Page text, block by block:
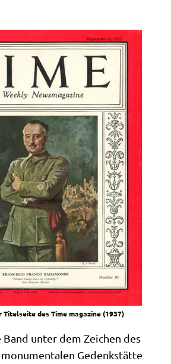
Titel­sei­te des Time maga­zi­ne (1937)
Band unter dem Zei­chen des
Gedenk­stät­te